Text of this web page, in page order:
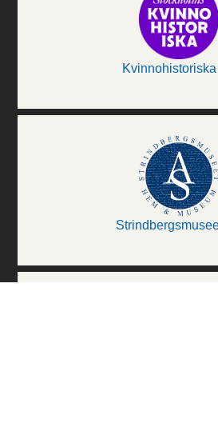
Kvinnohistoriska